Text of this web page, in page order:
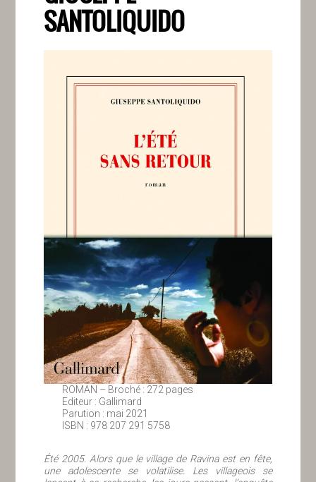
SANTOLIQUIDO
ROMAN – Broché : 272 pages
Editeur : Gallimard
Parution : mai 2021
ISBN : 978 207 291 5758
Été 2005. Alors que le village de Ravina est en fête,
une adolescente se volatilise. Les villageois se